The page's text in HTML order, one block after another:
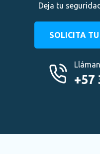
Deja tu
SOLICITA
+57